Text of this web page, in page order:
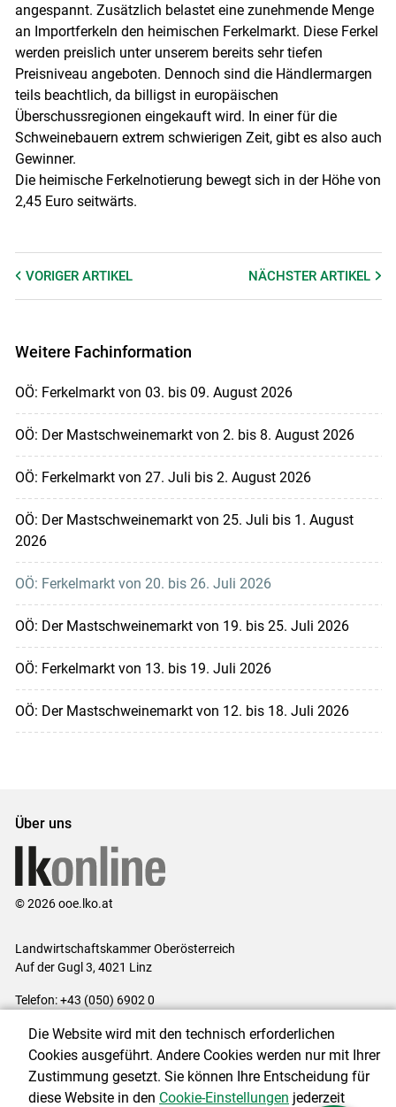
angespannt. Zusätzlich belastet eine zunehmende Menge
an Importferkeln den heimischen Ferkelmarkt. Diese Ferkel
werden preislich unter unserem bereits sehr tiefen
Preisniveau angeboten. Dennoch sind die Händlermargen
teils beachtlich, da billigst in europäischen
Überschussregionen eingekauft wird. In einer für die
Schweinebauern extrem schwierigen Zeit, gibt es also auch
Gewinner.
Die heimische Ferkelnotierung bewegt sich in der Höhe von
2,45 Euro seitwärts.
VORIGER ARTIKEL NÄCHSTERARTIKEL
Weitere Fachinformation
OÖ: Ferkelmarkt von 03. bis 09. August 2026
OÖ: Der Mastschweinemarkt von 2. bis 8. August 2026
OÖ: Ferkelmarkt von 27. Juli bis 2. August 2026
OÖ: Der Mastschweinemarkt von 25. Juli bis 1. August
2026
OÖ: Ferkelmarkt von 20. bis 26. Juli 2026
OÖ: Der Mastschweinemarkt von 19. bis 25. Juli 2026
OÖ: Ferkelmarkt von 13. bis 19. Juli 2026
OÖ: Der Mastschweinemarkt von 12. bis 18. Juli 2026
Über uns
© 2026 ooe.lko.at
Landwirtschaftskammer Oberösterreich
Auf der Gugl 3, 4021 Linz
Telefon: +43 (050) 6902 0
Impressum|Kontakt|Gewinnspiele|Datenschutzerklärung |
Barrierefreiheit
Cookie-Einstellungen
Die Website wird mit den technisch erforderlichen
Cookies ausgeführt. Andere Cookies werden nur mit Ihrer
Zustimmung gesetzt. Sie können Ihre Entscheidung für
diese Website in den Cookie-Einstellungen jederzeit